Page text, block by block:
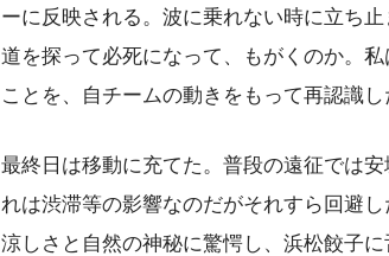
ーに反映される。波に乗れない時に立ち
道を探って必死になって、もがくのか。
ことを、自チームの動きをもって再認識し
最終日は移動に充てた。普段の遠征では
れは渋滞等の影響なのだがそれすら回避
涼しさと自然の神秘に驚愕し、浜松餃子